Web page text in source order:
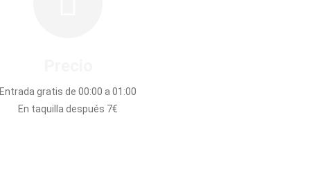
Entrada gratis de 00:00 a 01:00
En taquilla después 7€